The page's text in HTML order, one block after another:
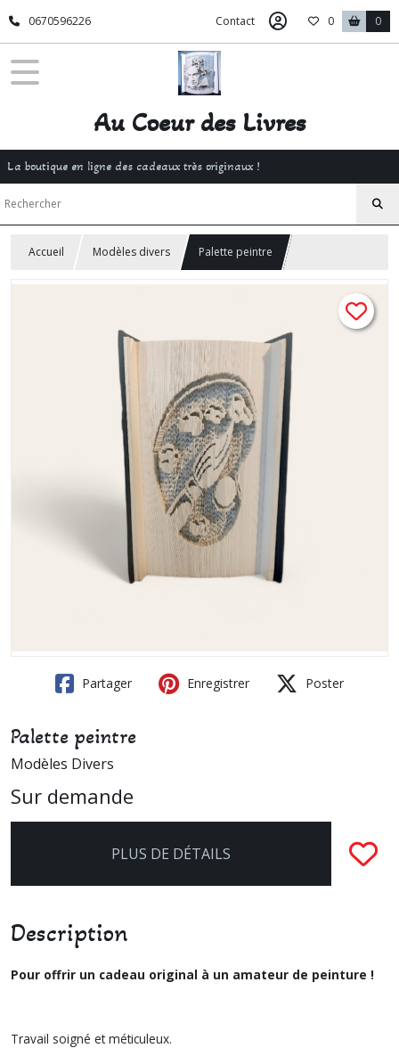
0670596226 Contact 0 0
Au Coeur des Livres
La boutique en ligne des cadeaux très originaux !
Accueil Modèles divers Palette peintre
Partager Enregistrer Poster
Palette peintre
Modèles Divers
Sur demande
PLUS DE DÉTAILS
Description
Pour offrir un cadeau original à un amateur de peinture !
Travail soigné et méticuleux.